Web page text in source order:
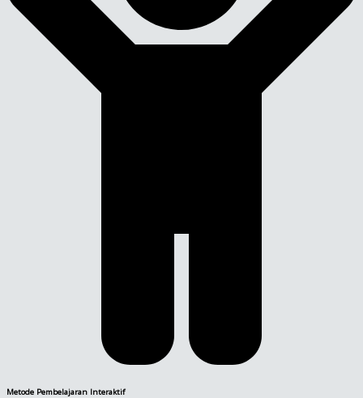
Metode Pembelajaran Interaktif